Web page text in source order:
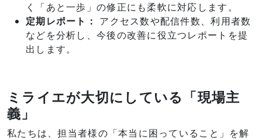
く「あと一歩」の修正にも柔軟に対応します。
定期レポート： アクセス数や配信件数、利用者数
などを分析し、今後の改善に役立つレポートを提
出します。
ミライエが大切にしている「現場主
義」
私たちは、担当者様の「本当に困っていること」を解